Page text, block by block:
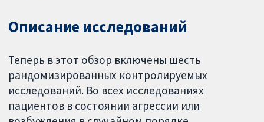
Описание исследований
Теперь в этот обзор включены шесть
рандомизированных контролируемых
исследований. Во всех исследованиях
пациентов в состоянии агрессии или